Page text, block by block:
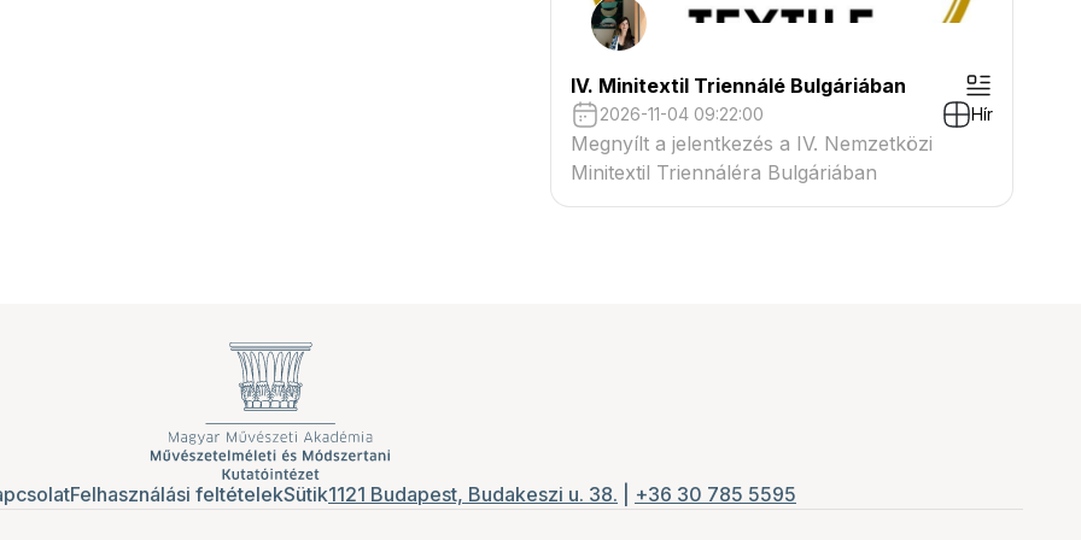
IV. Minitextil Triennálé Bulgáriában
2026-11-04 09:22:00 Hír
Megnyílt a jelentkezés a IV. Nemzetközi
Minitextil Triennáléra Bulgáriában
Felhasználási feltételekSütik1121 Budapest, Budakeszi u. 38. +36 30 785 5595